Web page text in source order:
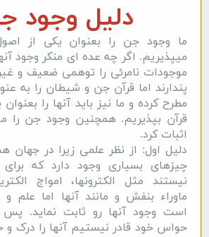
دلیل وجود
ما وجود جن را بعنوان یکی از
میپذیریم. اگر چه عده ای منکر وجود
موجودات نامرئی را توهمی ضعیف و
پندارند اما قرآن جن و شیطان را به
مطرح کرده و ما نیز باید آنها را
قرآن بپذیریم. همچنین وجود جن را
اثبات کرد.
دلیل اول: از نظر علمی زیرا در جهان
چیزهای بسیاری وجود دارد که
نیستند مثل الکترونها، امواج
ماوراء بنفش و مانند آنها اما علم
است وجود آنها رو ثابت نماید. پس
حواس خود قادر نیستیم آنها را درک